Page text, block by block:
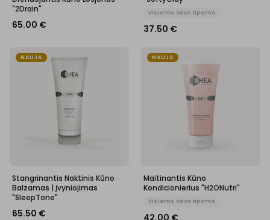
"2Drain"
65.00 €
Visiems odos tipams
37.50 €
NAUJA
Stangrinantis Naktinis Kūno
Balzamas | Įvyniojimas
"SleepTone"
65.50 €
NAUJA
Maitinantis Kūno
Kondicionierius "H2ONutri"
Visiems odos tipams
42.00 €